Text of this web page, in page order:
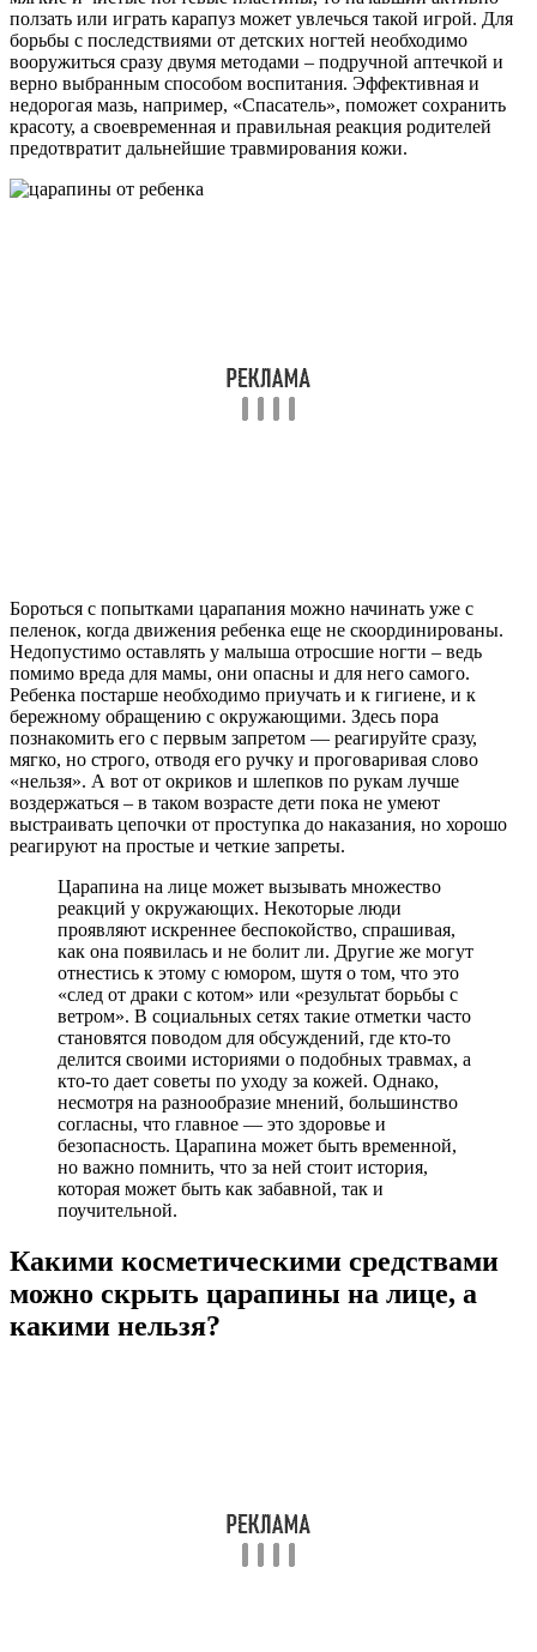
ползать или играть карапуз может увлечься такой игрой. Для
борьбы с последствиями от детских ногтей необходимо
вооружиться сразу двумя методами – подручной аптечкой и
верно выбранным способом воспитания. Эффективная и
недорогая мазь, например, «Спасатель», поможет сохранить
красоту, а своевременная и правильная реакция родителей
предотвратит дальнейшие травмирования кожи.
Бороться с попытками царапания можно начинать уже с
пеленок, когда движения ребенка еще не скоординированы.
Недопустимо оставлять у малыша отросшие ногти – ведь
помимо вреда для мамы, они опасны и для него самого.
Ребенка постарше необходимо приучать и к гигиене, и к
бережному обращению с окружающими. Здесь пора
познакомить его с первым запретом — реагируйте сразу,
мягко, но строго, отводя его ручку и проговаривая слово
«нельзя». А вот от окриков и шлепков по рукам лучше
воздержаться – в таком возрасте дети пока не умеют
выстраивать цепочки от проступка до наказания, но хорошо
реагируют на простые и четкие запреты.
Царапина на лице может вызывать множество
реакций у окружающих. Некоторые люди
проявляют искреннее беспокойство, спрашивая,
как она появилась и не болит ли. Другие же могут
отнестись к этому с юмором, шутя о том, что это
«след от драки с котом» или «результат борьбы с
ветром». В социальных сетях такие отметки часто
становятся поводом для обсуждений, где кто-то
делится своими историями о подобных травмах, а
кто-то дает советы по уходу за кожей. Однако,
несмотря на разнообразие мнений, большинство
согласны, что главное — это здоровье и
безопасность. Царапина может быть временной,
но важно помнить, что за ней стоит история,
которая может быть как забавной, так и
поучительной.
Какими косметическими средствами
можно скрыть царапины на лице, а
какими нельзя?